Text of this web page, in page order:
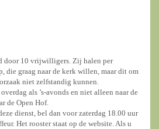
door 10 vrijwilligers. Zij halen per
die graag naar de kerk willen, maar dit om
niet zelfstandig kunnen.
als ’s-avonds en niet alleen naar de
de Open Hof.
dienst, bel dan voor zaterdag 18.00 uur
Het rooster staat op de website. Als u